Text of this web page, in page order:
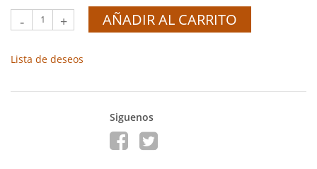
- + AÑADIR AL CARRITO
Lista de deseos
Siguenos